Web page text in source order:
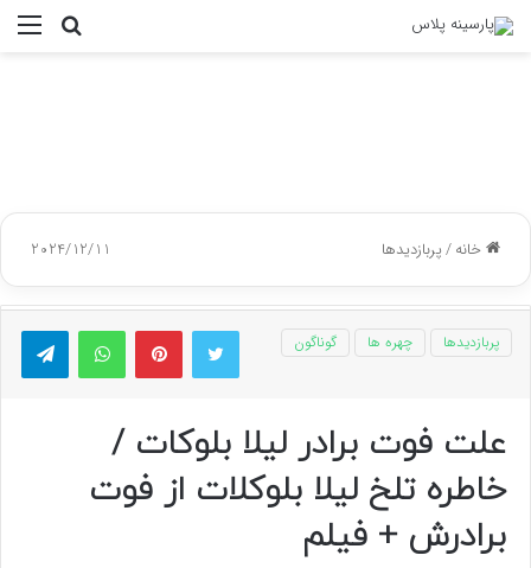
جستجو
خانه/پربازدیدها 2024/12/11
توییتر پینتریستواتس آپ
پربازدیدها چهره ها گوناگون
علت فوت برادر لیلا بلوکات /
خاطره تلخ لیلا بلوکلات از فوت
برادرش + فیلم